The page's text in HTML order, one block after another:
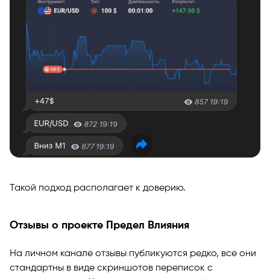
Такой подход располагает к доверию.
Отзывы о проекте Предел Влияния
На личном канале отзывы публикуются редко, все они
стандартны в виде скриншотов переписок с